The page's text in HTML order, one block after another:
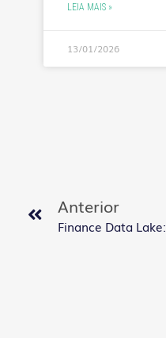
LEIA MAIS »
13/01/2026
Anterior